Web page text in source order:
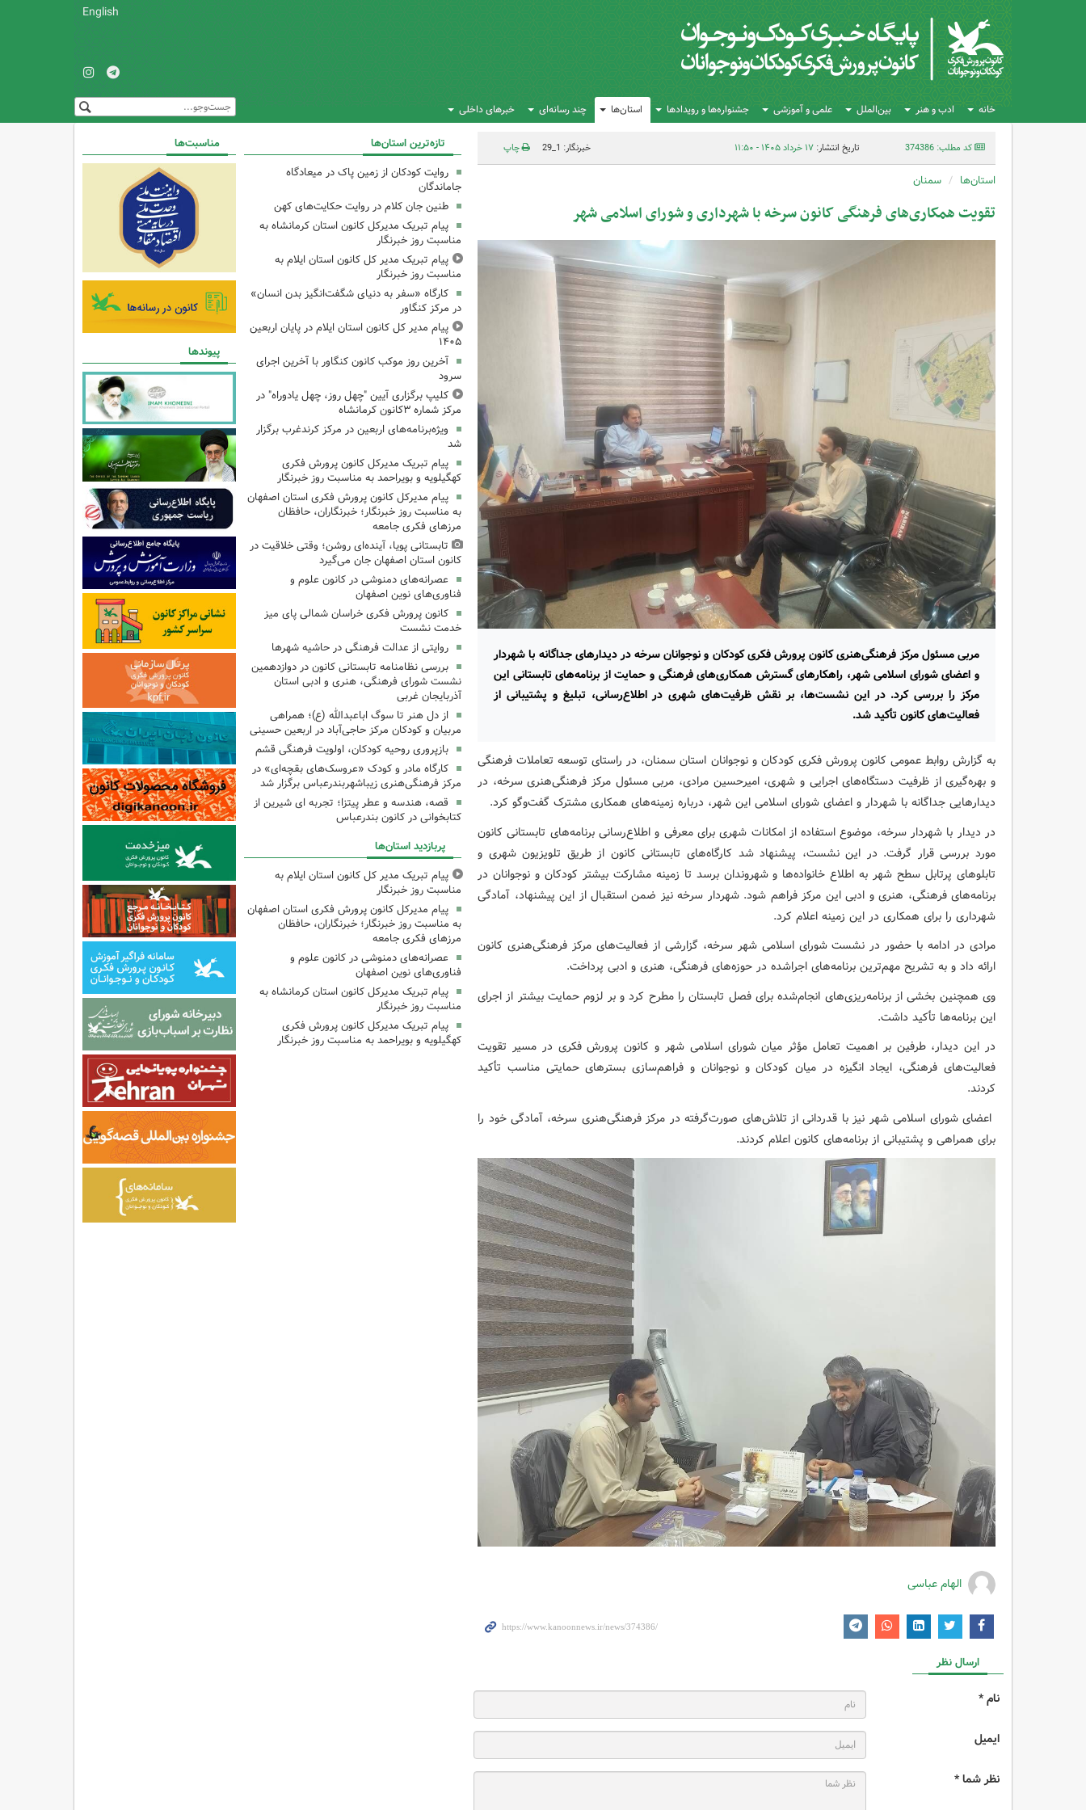
English
خانه ادب و هنر بین‌الملل علمی و آموزشی جشنواره‌ها و رویدادها استان‌ها چند رسانه‌ای خبرهای داخلی
کد مطلب: 374386 تاریخ انتشار:۱۷ خرداد ۱۴۰۵ - ۱۱:۵۰ خبرنگار: 1_29 چاپ
استان‌ها سمنان
تقویت همکاری‌های فرهنگی کانون سرخه با شهرداری و شورای اسلامی شهر
مربی مسئول مرکز فرهنگی‌هنری کانون پرورش فکری کودکان و نوجوانان سرخه در دیدارهای جداگانه با شهردار
و اعضای شورای اسلامی شهر، راهکارهای گسترش همکاری‌های فرهنگی و حمایت از برنامه‌های تابستانی این
مرکز را بررسی کرد. در این نشست‌ها، بر نقش ظرفیت‌های شهری در اطلاع‌رسانی، تبلیغ و پشتیبانی از
فعالیت‌های کانون تأکید شد.
به گزارش روابط عمومی کانون پرورش فکری کودکان و نوجوانان استان سمنان، در راستای توسعه تعاملات فرهنگی
و بهره‌گیری از ظرفیت دستگاه‌های اجرایی و شهری، امیرحسین مرادی، مربی مسئول مرکز فرهنگی‌هنری سرخه، در
دیدارهایی جداگانه با شهردار و اعضای شورای اسلامی این شهر، درباره زمینه‌های همکاری مشترک گفت‌وگو کرد.
در دیدار با شهردار سرخه، موضوع استفاده از امکانات شهری برای معرفی و اطلاع‌رسانی برنامه‌های تابستانی کانون
مورد بررسی قرار گرفت. در این نشست، پیشنهاد شد کارگاه‌های تابستانی کانون از طریق تلویزیون شهری و
تابلوهای پرتابل سطح شهر به اطلاع خانواده‌ها و شهروندان برسد تا زمینه مشارکت بیشتر کودکان و نوجوانان در
برنامه‌های فرهنگی، هنری و ادبی این مرکز فراهم شود. شهردار سرخه نیز ضمن استقبال از این پیشنهاد، آمادگی
شهرداری را برای همکاری در این زمینه اعلام کرد.
مرادی در ادامه با حضور در نشست شورای اسلامی شهر سرخه، گزارشی از فعالیت‌های مرکز فرهنگی‌هنری کانون
ارائه داد و به تشریح مهم‌ترین برنامه‌های اجراشده در حوزه‌های فرهنگی، هنری و ادبی پرداخت.
وی همچنین بخشی از برنامه‌ریزی‌های انجام‌شده برای فصل تابستان را مطرح کرد و بر لزوم حمایت بیشتر از اجرای
این برنامه‌ها تأکید داشت.
در این دیدار، طرفین بر اهمیت تعامل مؤثر میان شورای اسلامی شهر و کانون پرورش فکری در مسیر تقویت
فعالیت‌های فرهنگی، ایجاد انگیزه در میان کودکان و نوجوانان و فراهم‌سازی بسترهای حمایتی مناسب تأکید
کردند.
اعضای شورای اسلامی شهر نیز با قدردانی از تلاش‌های صورت‌گرفته در مرکز فرهنگی‌هنری سرخه، آمادگی خود را
برای همراهی و پشتیبانی از برنامه‌های کانون اعلام کردند.
الهام عباسی
ارسال نظر
نام *
ایمیل
نظر شما *
تازه‌ترین استان‌ها
روایت کودکان از زمین پاک در میعادگاه
جاماندگان
طنین جان کلام در روایت حکایت‌های کهن
پیام تبریک مدیرکل کانون استان کرمانشاه به
مناسبت روز خبرنگار
پیام تبریک مدیر کل کانون استان ایلام به
مناسبت روز خبرنگار
کارگاه «سفر به دنیای شگفت‌انگیز بدن انسان»
در مرکز کنگاور
پیام مدیر کل کانون استان ایلام در پایان اربعین
۱۴۰۵
آخرین روز موکب کانون کنگاور با آخرین اجرای
سرود
کلیپ برگزاری آیین "چهل روز، چهل یادوراه" در
مرکز شماره ۳کانون کرمانشاه
ویژه‌برنامه‌های اربعین در مرکز کرندغرب برگزار
شد
پیام تبریک مدیرکل کانون پرورش فکری
کهگیلویه و بویراحمد به مناسبت روز خبرنگار
پیام مدیرکل کانون پرورش فکری استان اصفهان
به مناسبت روز خبرنگار؛ خبرنگاران، حافظان
مرزهای فکری جامعه
تابستانی پویا، آینده‌ای روشن؛ وقتی خلاقیت در
کانون استان اصفهان جان می‌گیرد
عصرانه‌های دمنوشی در کانون علوم و
فناوری‌های نوین اصفهان
کانون پرورش فکری خراسان شمالی پای میز
خدمت نشست
روایتی از عدالت فرهنگی در حاشیه شهرها
بررسی نظامنامه تابستانی کانون در دوازدهمین
نشست شورای فرهنگی، هنری و ادبی استان
آذربایجان غربی
از دل هنر تا سوگ اباعبدالله (ع)؛ همراهی
مربیان و کودکان مرکز حاجی‌آباد در اربعین حسینی
بازپروری روحیه کودکان، اولویت فرهنگی قشم
کارگاه مادر و کودک «عروسک‌های بقچه‌ای» در
مرکز فرهنگی‌هنری زیباشهربندرعباس برگزار شد
قصه، هندسه و عطر پیتزا؛ تجربه ای شیرین از
کتابخوانی در کانون بندرعباس
پربازدید استان‌ها
پیام تبریک مدیر کل کانون استان ایلام به
مناسبت روز خبرنگار
پیام مدیرکل کانون پرورش فکری استان اصفهان
به مناسبت روز خبرنگار؛ خبرنگاران، حافظان
مرزهای فکری جامعه
عصرانه‌های دمنوشی در کانون علوم و
فناوری‌های نوین اصفهان
پیام تبریک مدیرکل کانون استان کرمانشاه به
مناسبت روز خبرنگار
پیام تبریک مدیرکل کانون پرورش فکری
کهگیلویه و بویراحمد به مناسبت روز خبرنگار
مناسبت‌ها
پیوندها